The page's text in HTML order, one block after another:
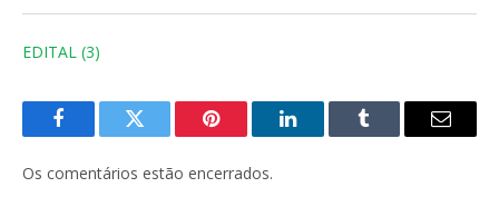
EDITAL (3)
FacebookTwitter Pinterest LinkedInTumblr
E-
Os comentários estão encerrados.